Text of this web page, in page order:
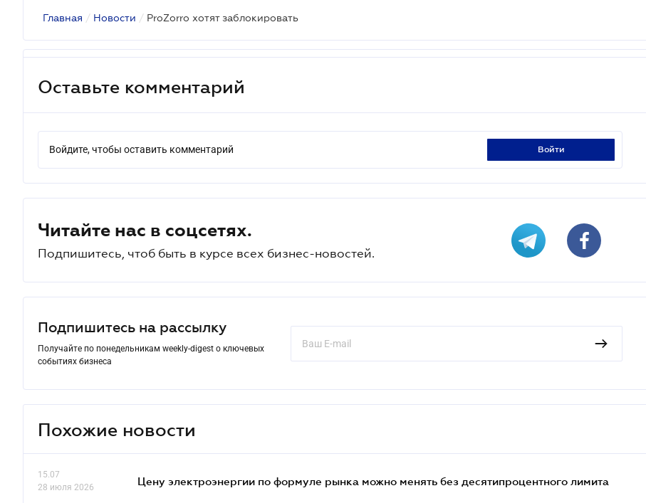
Главная / Новости / ProZorro хотят заблокировать
Оставьте комментарий
Войдите, чтобы оставить комментарий войти
Читайте нас в соцсетях.
Подпишитесь, чтоб быть в курсе всех бизнес-новостей.
Подпишитесь на рассылку
Получайте по понедельникам weekly-digest о ключевых
событиях бизнеса
Похожие новости
15.07
28 июля 2026
Цену электроэнергии по формуле рынка можно менять без десятипроцентного лимита